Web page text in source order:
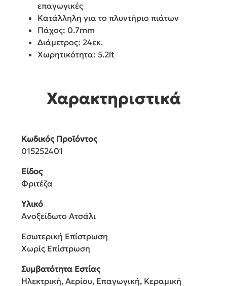
επαγωγικές
Κατάλληλη για το πλυντήριο πιάτων
Πάχος: 0.7mm
Διάμετρος: 24εκ.
Χωρητικότητα: 5.2lt
Χαρακτηριστικά
Κωδικός Προϊόντος
015252401
Είδος
Φριτέζα
Υλικό
Ανοξείδωτο Ατσάλι
Εσωτερική Επίστρωση
Χωρίς Επίστρωση
Συμβατότητα Εστίας
Ηλεκτρική, Αερίου, Επαγωγική, Κεραμική